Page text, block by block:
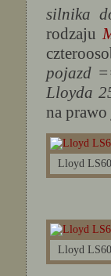
silnika
rodzaju
pojazd
Lloyda
na
Lloyd
Lloyd